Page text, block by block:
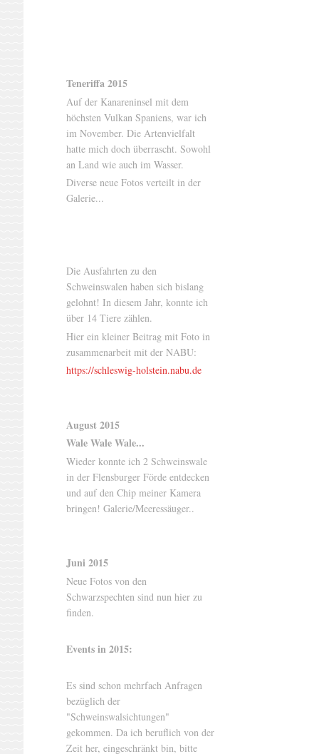
Teneriffa 2015
Auf der Kanareninsel mit dem
höchsten Vulkan Spaniens, war ich
im November. Die Artenvielfalt
hatte mich doch überrascht. Sowohl
an Land wie auch im Wasser.
Diverse neue Fotos verteilt in der
Galerie...
Die Ausfahrten zu den
Schweinswalen haben sich bislang
gelohnt! In diesem Jahr, konnte ich
über 14 Tiere zählen.
Hier ein kleiner Beitrag mit Foto in
zusammenarbeit mit der NABU:
https://schleswig-holstein.nabu.de
August 2015
Wale Wale Wale...
Wieder konnte ich 2 Schweinswale
in der Flensburger Förde entdecken
und auf den Chip meiner Kamera
bringen! Galerie/Meeressäuger..
Juni 2015
Neue Fotos von den
Schwarzspechten sind nun hier zu
finden.
Events in 2015:
Es sind schon mehrfach Anfragen
bezüglich der
"Schweinswalsichtungen"
gekommen. Da ich beruflich von der
Zeit her, eingeschränkt bin, bitte